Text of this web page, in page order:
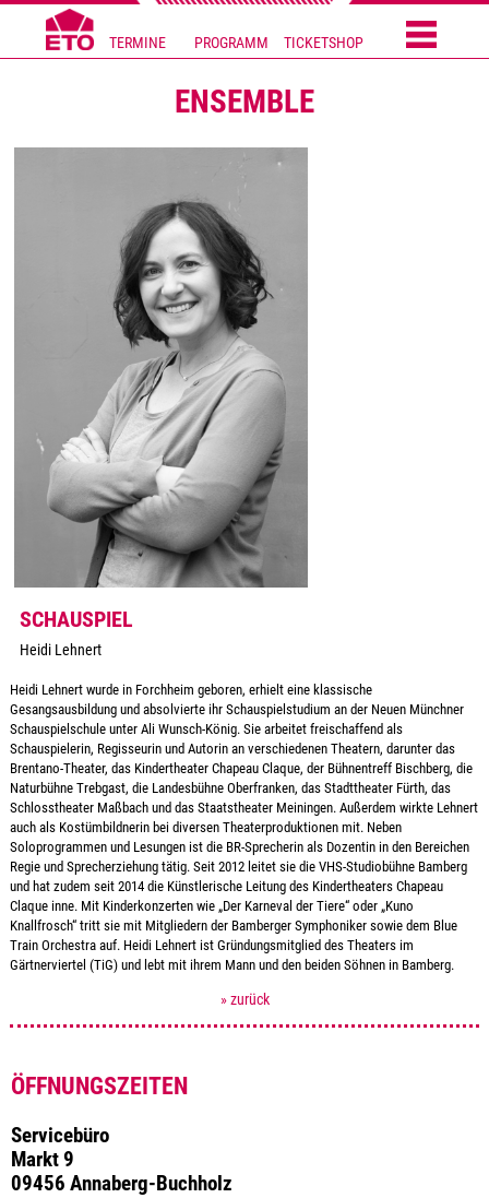
TERMINE PROGRAMM TICKETSHOP
ENSEMBLE
SCHAUSPIEL
Heidi Lehnert
Heidi Lehnert wurde in Forchheim geboren, erhielt eine klassische
Gesangsausbildung und absolvierte ihr Schauspielstudium an der Neuen Münchner
Schauspielschule unter Ali Wunsch-König. Sie arbeitet freischaffend als
Schauspielerin, Regisseurin und Autorin an verschiedenen Theatern, darunter das
Brentano-Theater, das Kindertheater Chapeau Claque, der Bühnentreff Bischberg, die
Naturbühne Trebgast, die Landesbühne Oberfranken, das Stadttheater Fürth, das
Schlosstheater Maßbach und das Staatstheater Meiningen. Außerdem wirkte Lehnert
auch als Kostümbildnerin bei diversen Theaterproduktionen mit. Neben
Soloprogrammen und Lesungen ist die BR-Sprecherin als Dozentin in den Bereichen
Regie und Sprecherziehung tätig. Seit 2012 leitet sie die VHS-Studiobühne Bamberg
und hat zudem seit 2014 die Künstlerische Leitung des Kindertheaters Chapeau
Claque inne. Mit Kinderkonzerten wie „Der Karneval der Tiere“ oder „Kuno
Knallfrosch“ tritt sie mit Mitgliedern der Bamberger Symphoniker sowie dem Blue
Train Orchestra auf. Heidi Lehnert ist Gründungsmitglied des Theaters im
Gärtnerviertel (TiG) und lebt mit ihrem Mann und den beiden Söhnen in Bamberg.
» zurück
ÖFFNUNGSZEITEN
Servicebüro
Markt 9
09456 Annaberg-Buchholz